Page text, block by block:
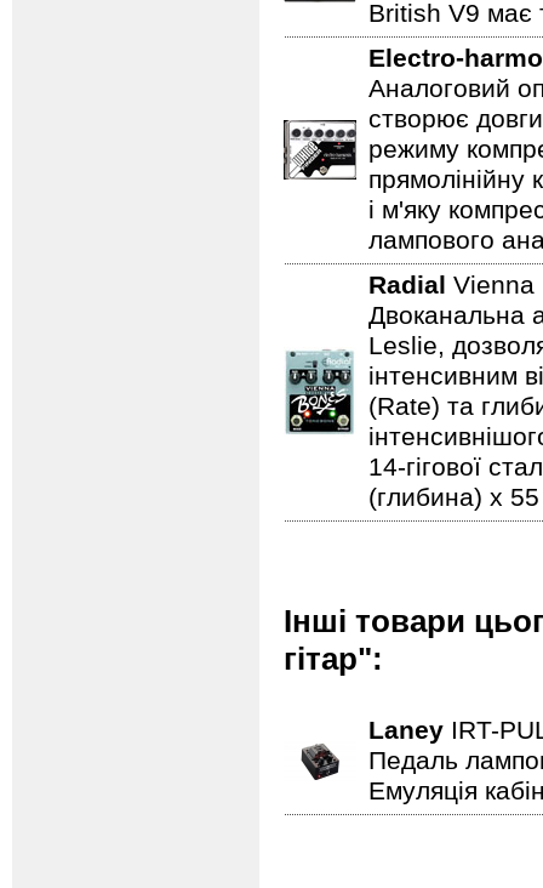
British V9 має
Electro-
Аналоговий
створює
режиму
прямолінійну
і м'яку
лампового
Radial
Двоканальна
Leslie,
інтенсивним
(Rate) та
14-гігової
(глибина) x
Інші товари
гітар":
Laney IRT-
Педаль
Емуляція